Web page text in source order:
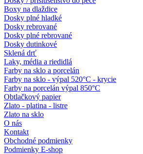
Boxy na dlaždice
Dosky plné hladké
Dosky rebrované
Dosky plné rebrované
Dosky dutinkové
Sklená drť
Laky, média a riedidlá
Farby na sklo a porcelán
Farby na sklo - výpal 520°C - krycie
Farby na porcelán výpal 850°C
Obtlačkový papier
Zlato - platina - listre
Zlato na sklo
O nás
Kontakt
Obchodné podmienky
Podmienky E-shop